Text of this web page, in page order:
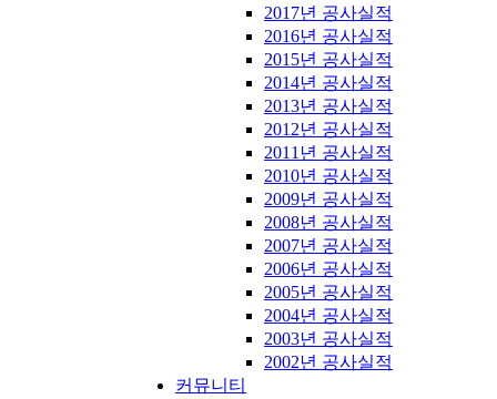
2017년 공사실적
2016년 공사실적
2015년 공사실적
2014년 공사실적
2013년 공사실적
2012년 공사실적
2011년 공사실적
2010년 공사실적
2009년 공사실적
2008년 공사실적
2007년 공사실적
2006년 공사실적
2005년 공사실적
2004년 공사실적
2003년 공사실적
2002년 공사실적
커뮤니티